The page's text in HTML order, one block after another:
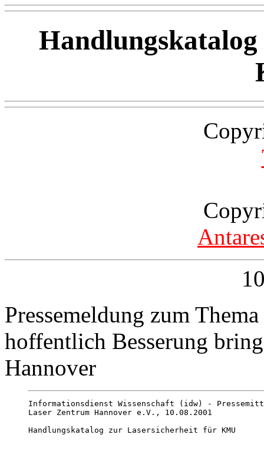
Pressemeldung zum
hoffentlich Besserung
Hannover
Informationsdienst Wissenschaft (idw) -
Laser Zentrum Hannover e.V., 10.08.2001
Handlungskatalog zur Lasersicherheit für KMU